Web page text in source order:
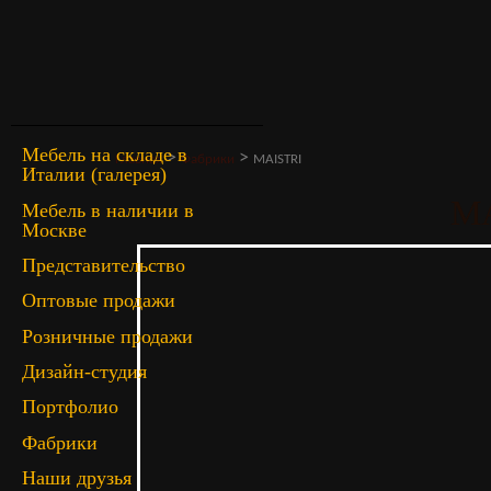
Мебель на складе в
Италии (галерея)
Мебель в наличии в
Москве
Представительство
Оптовые продажи
Розничные продажи
Дизайн-студия
Портфолио
Фабрики
Наши друзья
Главная>Фабрики > MAISTRI